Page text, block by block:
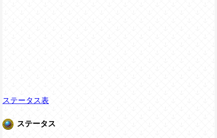
ステータス表
ステータス